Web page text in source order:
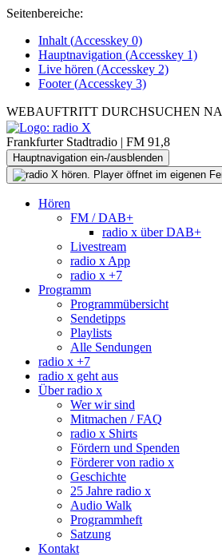
Seitenbereiche:
Inhalt (Accesskey 0)
Hauptnavigation (Accesskey 1)
Live hören (Accesskey 2)
Footer(Accesskey 3)
WEBAUFTRITT DURCHSUCHEN
Frankfurter Stadtradio | FM 91,8
Hauptnavigation ein-/ausblenden
Hören
FM / DAB+
radio x über DAB+
Livestream
radio x App
radio x +7
Programm
Programmübersicht
Sendetipps
Playlists
Alle Sendungen
radio x +7
radio x geht aus
Über radio x
Wer wir sind
Mitmachen / FAQ
radio x Shirts
Fördern und Spenden
Förderer von radio x
Geschichte
25 Jahre radio x
Audio Walk
Programmheft
Satzung
Kontakt